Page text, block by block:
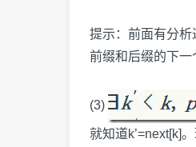
提示：前面有分
前缀和后缀的下一
(3)
就知道k’=next[k]